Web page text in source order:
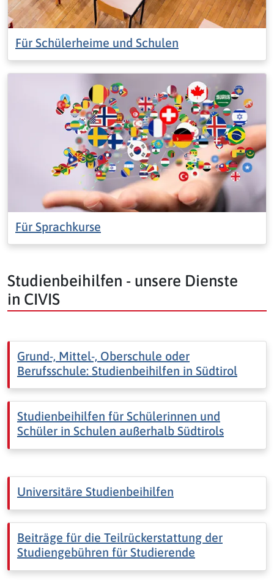
Für Schülerheime und Schulen
Für Sprachkurse
Studienbeihilfen - unsere Dienste
in CIVIS
Grund-, Mittel-, Oberschule oder
Berufsschule: Studienbeihilfen in Südtirol
Studienbeihilfen für Schülerinnen und
Schüler in Schulen außerhalb Südtirols
Universitäre Studienbeihilfen
Beiträge für die Teilrückerstattung der
Studiengebühren für Studierende